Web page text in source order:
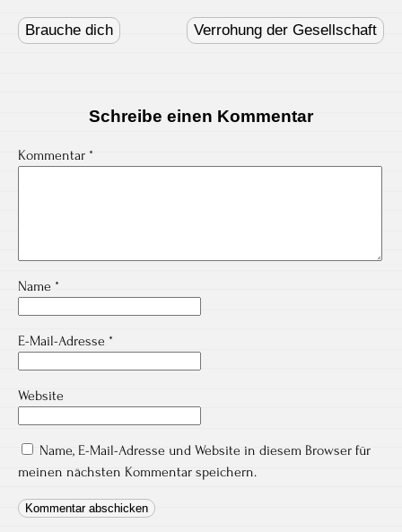
navigation
Brauche dich Verrohung der Gesellschaft
Schreibe einen Kommentar
Kommentar *
Name *
E-Mail-Adresse *
Website
Name, E-Mail-Adresse und Website in diesem Browser für
meinen nächsten Kommentar speichern.